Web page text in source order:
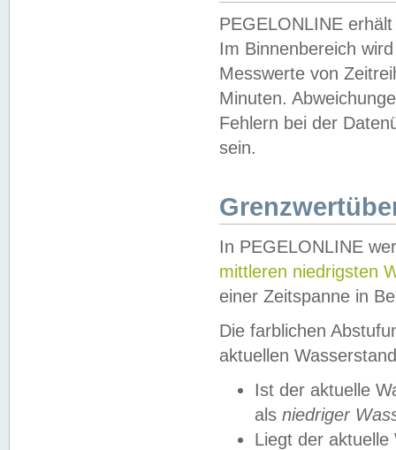
PEGELONLINE
Im Binnenbereich
Messwerte von
Minuten.
Fehlern bei der
sein.
In PEGELONLINE
mittleren niedrigsten
einer Zeitspanne in
Die farblichen
aktuellen
Ist der aktuelle
als niedriger
Liegt der